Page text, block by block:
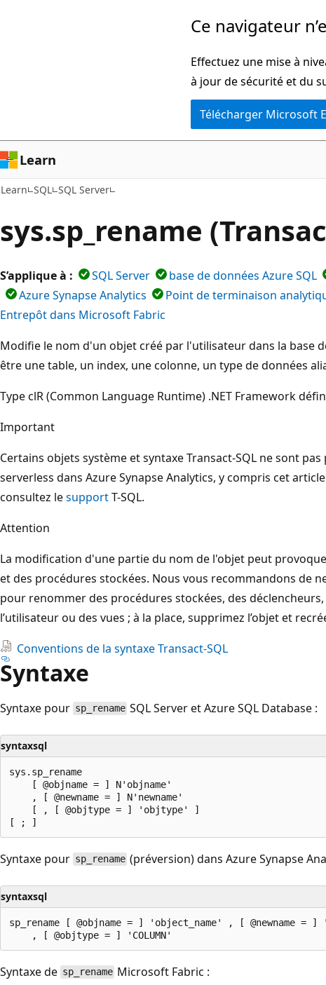
Ce navigateur
Effectuez une mise à
à jour de sécurité et du
Télécharger Microsoft
Learn
Learn SQL SQL Server
sys.sp_rename
S’applique à : SQL Server base de données Azure SQL
Azure Synapse Analytics
Point de terminaison
Entrepôt dans Microsoft Fabric
Modifie le nom d'un objet créé par l'utilisateur dans la base
être une table, un index, une colonne, un type de données
Type clR (Common Language Runtime) .NET Framework
Important
Certains objets système et syntaxe Transact-SQL ne sont
serverless dans Azure Synapse Analytics, y compris cet
consultez lesupportT-SQL.
Attention
La modification d'une partie du nom de l'objet peut
et des procédures stockées. Nous vous recommandons de
pour renommer des procédures stockées, des
l’utilisateur ou des vues ; à la place, supprimez l’objet et
Conventions de la syntaxe Transact-SQL
Syntaxe
Syntaxe pour sp_rename SQL Server et Azure SQL Database :
syntaxsql
sys.sp_rename
    [ @objname = ] N'objname'
    , [ @newname = ] N'newname'
    [ , [ @objtype = ] 'objtype' ]
Syntaxe pour sp_rename (préversion) dans Azure Synapse
syntaxsql
sp_rename [ @objname = ] 'object_name' , [ @newname = ]
Syntaxe de sp_rename Microsoft Fabric :